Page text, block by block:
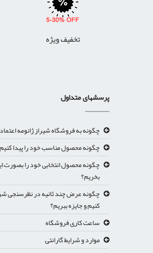
تخفیف ویژه
پرسشهای متداول
چگونه به فروشگاه شیراز ژانومه
چگونه محصول مناسب خود را پیدا
چگونه محصول انتخابی خود را بصورت
بخریم؟
چگونه عرض چند ثانیه در نظرسنجی
کنیم و جایزه ببریم؟
ساعت کاری فروشگاه
موارد و شرایط گارانتی